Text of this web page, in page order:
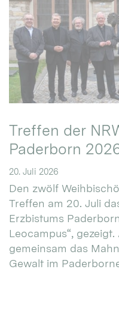
Treffen der
Paderborn
20. Juli 2026
Den zwölf
Treffen am 20. Juli
Erzbistums
Leocampus“,
gemeinsam das
Gewalt im